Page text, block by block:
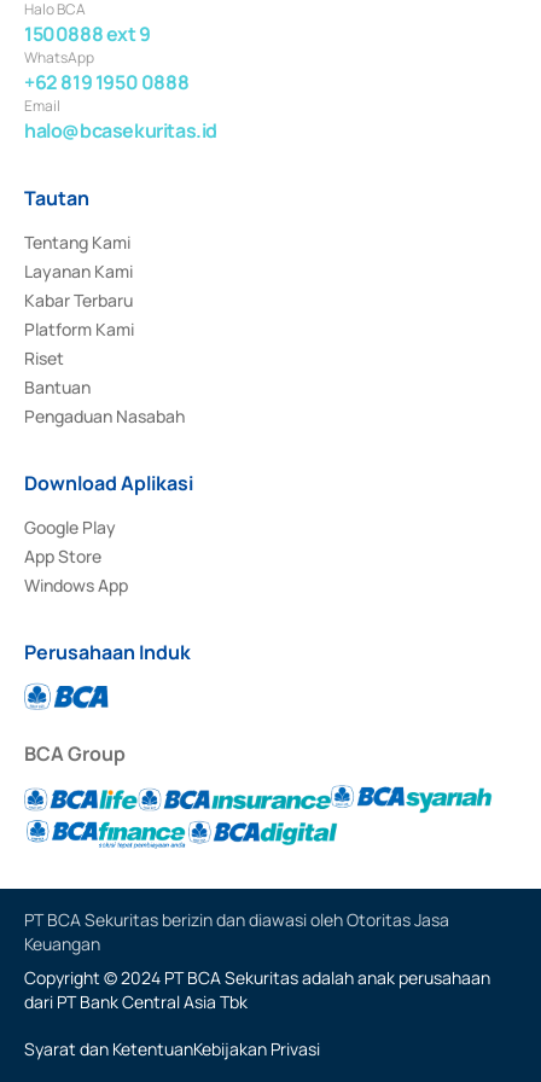
Halo BCA
1500888 ext 9
WhatsApp
+62 819 1950 0888
Email
halo@bcasekuritas.id
Tautan
Tentang Kami
Layanan Kami
Kabar Terbaru
Platform Kami
Riset
Bantuan
Pengaduan Nasabah
Download Aplikasi
Google Play
App Store
Windows App
Perusahaan Induk
BCA Group
PT BCA Sekuritas berizin dan diawasi oleh Otoritas Jasa
Keuangan
Copyright © 2024 PT BCA Sekuritas adalah anak perusahaan
dari PT Bank Central Asia Tbk
Syarat dan KetentuanKebijakan Privasi